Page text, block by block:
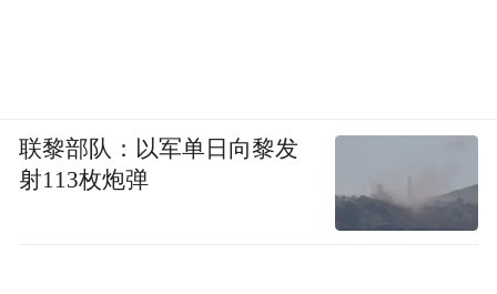
联黎部队：以军单日向黎发
射113枚炮弹